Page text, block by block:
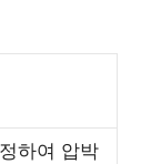
하여 압박